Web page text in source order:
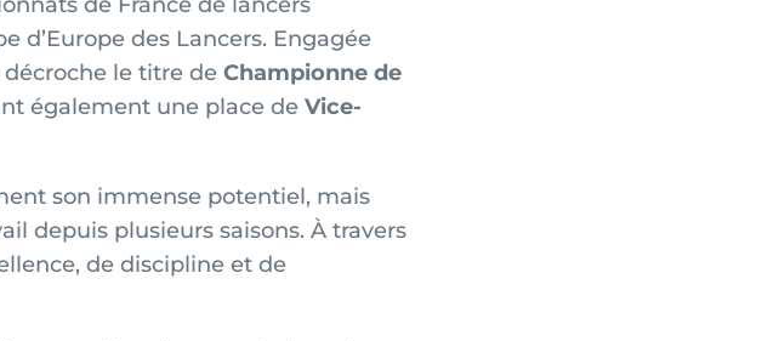
d’Europe des Lancers. Engagée
décroche le titre de Championne de
également une place de Vice-
son immense potentiel, mais
depuis plusieurs saisons. À travers
de discipline et de